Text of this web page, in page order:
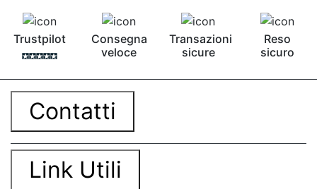
Trustpilot
Consegna
veloce
Transazioni
sicure
Reso
sicuro
Contatti
Link Utili